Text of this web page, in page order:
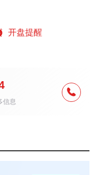
开盘提醒
信息